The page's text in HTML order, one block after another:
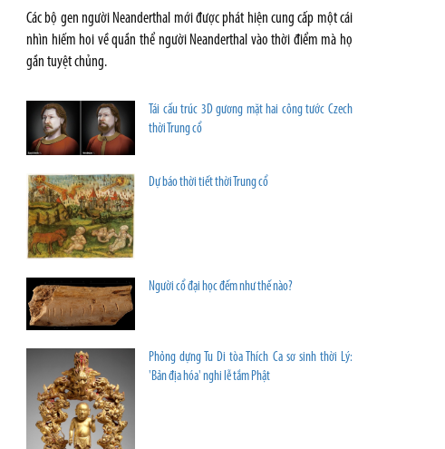
Các bộ gen người Neanderthal mới được phát hiện cung cấp một cái
nhìn hiếm hoi về quần thể người Neanderthal vào thời điểm mà họ
gần tuyệt chủng.
Tái cấu trúc 3D gương mặt hai công tước Czech
thời Trung cổ
Dự báo thời tiết thời Trung cổ
Người cổ đại học đếm như thế nào?
Phỏng dựng Tu Di tòa Thích Ca sơ sinh thời Lý:
'Bản địa hóa' nghi lễ tắm Phật